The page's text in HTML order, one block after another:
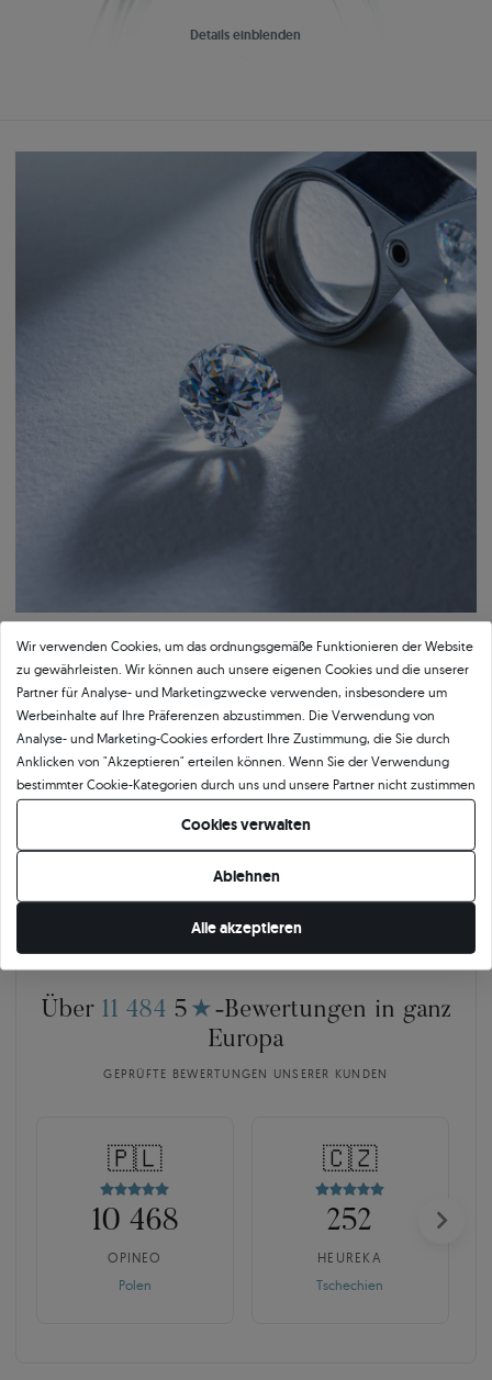
Arcy Original
Einfach:
Perfekt aufeinander abgestimmter Schmuck
Schaffen Sie ein einzigartiges Set, das zu Ihrem Verlobungsring passt.
Wählen Sie Ohrringe, Anhänger oder Eheringe aus der Kollektion.
Details einblenden
Bestätigte Qualität von SAVICKI
Unser Qualitätszertifikat garantiert Authentizität und höchsten
Ausführungsstandard. Das Dokument beschreibt detailliert die wichtigsten
Parameter des Schmucks, einschließlich der Legierung und des Gewichts des
Goldes sowie der Merkmale des eingefassten Steins oder des verwendeten
Edelmetalls. Das SAVICKI-Zertifikat ist nicht nur eine formelle Bestätigung der
Qualität, sondern auch ein Beweis für die Kunstfertigkeit, Präzision und
Über 11 484 5 ★ -Bewertungen in ganz
Europa
GEPRÜFTE BEWERTUNGEN UNSERER KUNDEN
🇵🇱
10 468
OPINEO
Polen
🇨🇿
252
HEUREKA
Tschechien
Wir verwenden Cookies, um das ordnungsgemäße Funktionieren der Website
zu gewährleisten. Wir können auch unsere eigenen Cookies und die unserer
Partner für Analyse- und Marketingzwecke verwenden, insbesondere um
Werbeinhalte auf Ihre Präferenzen abzustimmen. Die Verwendung von
Analyse- und Marketing-Cookies erfordert Ihre Zustimmung, die Sie durch
Anklicken von "Akzeptieren" erteilen können. Wenn Sie der Verwendung
bestimmter Cookie-Kategorien durch uns und unsere Partner nicht zustimmen
möchten, klicken Sie auf "Lassen Sie mich wählen" und bestimmen Sie Ihre
Präferenzen. Sie können Ihre Zustimmung jederzeit widerrufen, indem Sie
Ihre Cookie-Einstellungen ändern.
Cookies verwalten
Ablehnen
Alle akzeptieren